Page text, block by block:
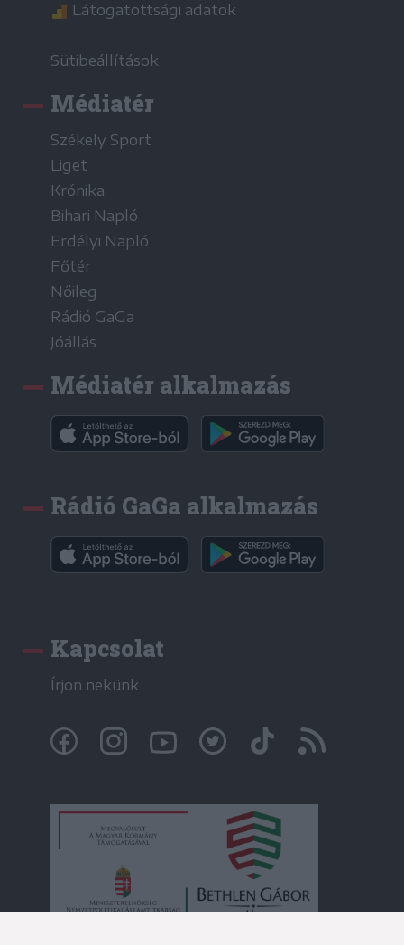
Látogatottsági adatok
Sütibeállítások
Médiatér
Székely Sport
Liget
Krónika
Bihari Napló
Erdélyi Napló
Főtér
Nőileg
Rádió GaGa
Jóállás
Médiatér alkalmazás
Rádió GaGa alkalmazás
Kapcsolat
Írjon nekünk